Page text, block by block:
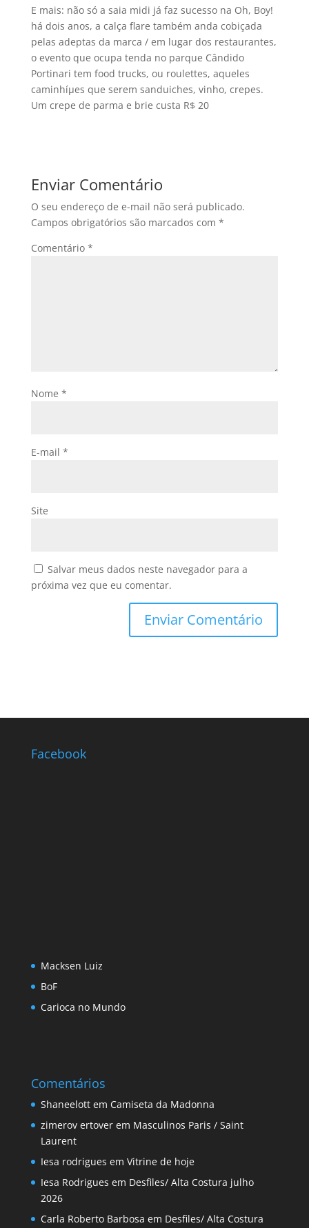
E mais: não só a saia midi já faz sucesso na Oh, Boy!
há dois anos, a calça flare também anda cobiçada
pelas adeptas da marca / em lugar dos restaurantes,
o evento que ocupa tenda no parque Cândido
Portinari tem food trucks, ou roulettes, aqueles
caminhíµes que serem sanduiches, vinho, crepes.
Um crepe de parma e brie custa R$ 20
Enviar Comentário
O seu endereço de e-mail não será publicado.
Campos obrigatórios são marcados com *
Comentário *
Nome *
E-mail *
Site
Salvar meus dados neste navegador para a
próxima vez que eu comentar.
Facebook
Macksen Luiz
BoF
Carioca no Mundo
Comentários
Shaneelottem Camiseta da Madonna
zimerov ertoverem Masculinos Paris / Saint
Laurent
Iesa rodrigues em Vitrine de hoje
Iesa Rodrigues em Desfiles/ Alta Costura julho
2026
Carla Roberto Barbosa em Desfiles/ Alta Costura